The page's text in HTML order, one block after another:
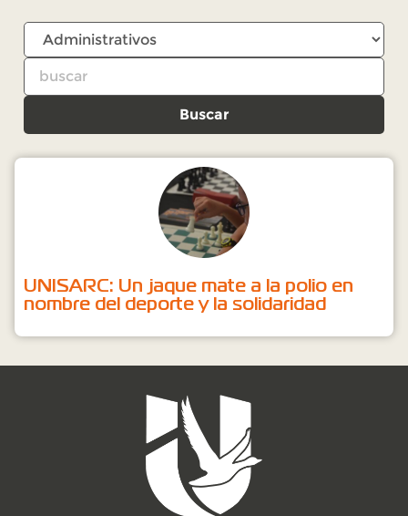
Buscar
UNISARC: Un jaque mate a la polio en
nombre del deporte y la solidaridad